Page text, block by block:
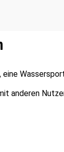
anderen